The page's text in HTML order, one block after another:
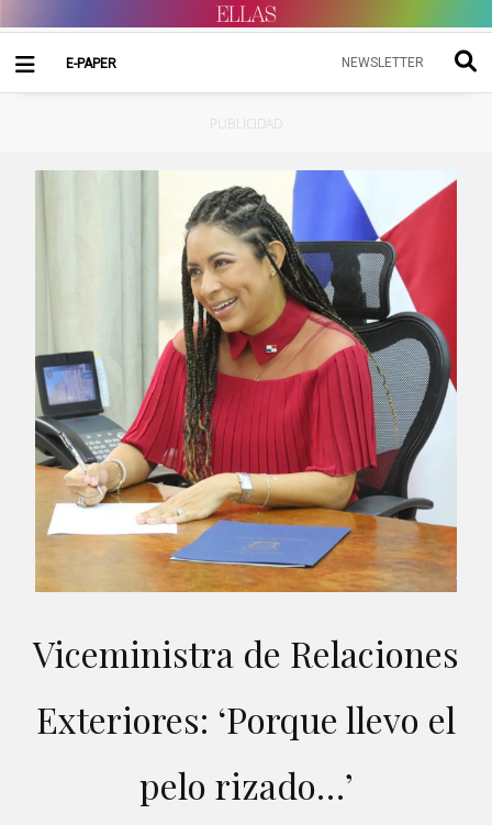
E-PAPER NEWSLETTER
PUBLICIDAD
Viceministra de Relaciones
Exteriores: ‘Porque llevo el
pelo rizado…’